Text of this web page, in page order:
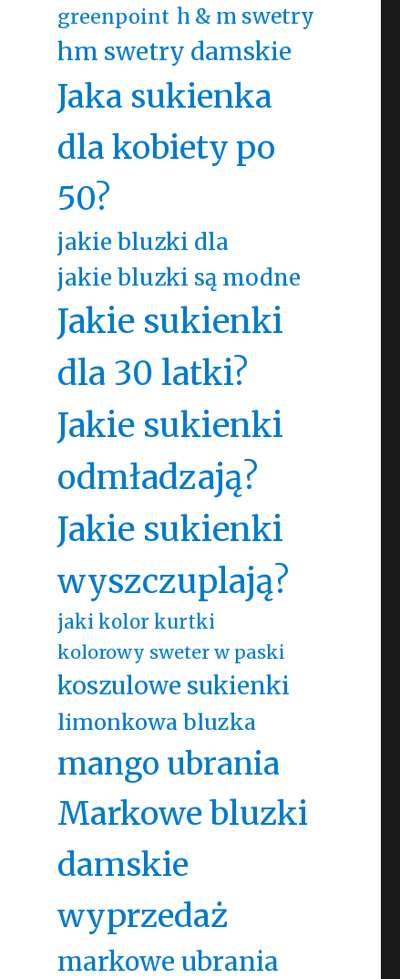
greenpoint h & m swetry
hm swetry damskie
Jaka sukienka
dla kobiety po
50?
jakie bluzki dla
jakie bluzki są modne
Jakie sukienki
dla 30 latki?
Jakie sukienki
odmładzają?
Jakie sukienki
wyszczuplają?
jaki kolor kurtki
kolorowy sweter w paski
koszulowe sukienki
limonkowa bluzka
mango ubrania
Markowe bluzki
damskie
wyprzedaż
markowe ubrania